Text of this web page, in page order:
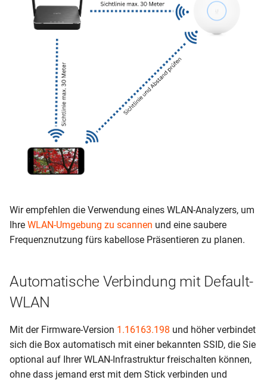
Wir empfehlen die Verwendung eines WLAN-Analyzers, um
Ihre WLAN-Umgebung zu scannen und eine saubere
Frequenznutzung fürs kabellose Präsentieren zu planen.
Automatische Verbindung mit Default-
WLAN
Mit der Firmware-Version 1.16163.198 und höher verbindet
sich die Box automatisch mit einer bekannten SSID, die Sie
optional auf Ihrer WLAN-Infrastruktur freischalten können,
ohne dass jemand erst mit dem Stick verbinden und